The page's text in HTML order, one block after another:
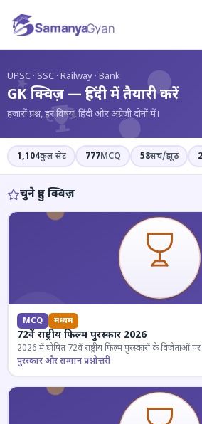
?
UPSC · SSC · Railway · Bank
GK क्विज़ — हिंदी में तैयारी करें
हज़ारों प्रश्न, हर विषय, हिंदी और अंग्रेज़ी दोनों में।
1,104कुल सेट 777MCQ 58सच/झूठ
चुने हुए क्विज़
MCQ मध्यम
72वें राष्ट्रीय फिल्म पुरस्कार 2026
2026 में घोषित 72वें राष्ट्रीय फिल्म पुरस्कारों के विजेताओं पर
पुरस्कार और सम्मान प्रश्नोत्तरी